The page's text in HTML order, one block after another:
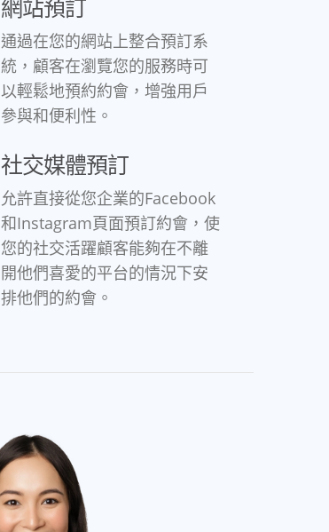
網站預訂
通過在您的網站上整合預訂系
統，顧客在瀏覽您的服務時可
以輕鬆地預約約會，增強用戶
參與和便利性。
社交媒體預訂
允許直接從您企業的Facebook
和Instagram頁面預訂約會，使
您的社交活躍顧客能夠在不離
開他們喜愛的平台的情況下安
排他們的約會。